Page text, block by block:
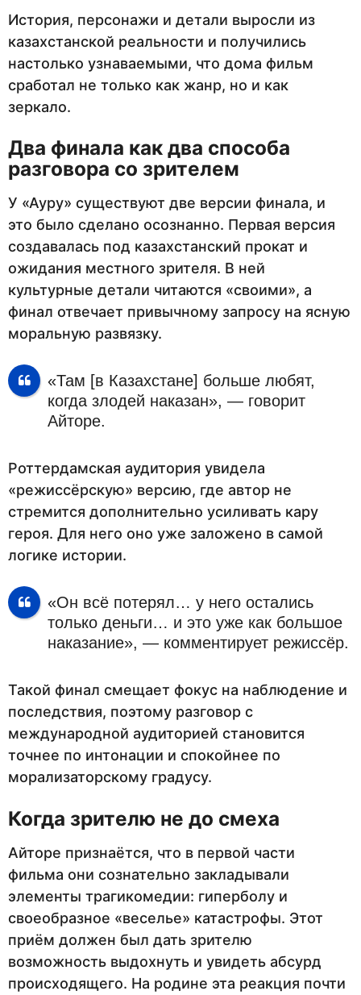
История, персонажи и детали выросли из
казахстанской реальности и получились
настолько узнаваемыми, что дома фильм
сработал не только как жанр, но и как
зеркало.
Два финала как два способа
разговора со зрителем
У «Ауру» существуют две версии финала, и
это было сделано осознанно. Первая версия
создавалась под казахстанский прокат и
ожидания местного зрителя. В ней
культурные детали читаются «своими», а
финал отвечает привычному запросу на ясную
моральную развязку.
«Там [в Казахстане] больше любят,
когда злодей наказан», — говорит
Айторе.
Роттердамская аудитория увидела
«режиссёрскую» версию, где автор не
стремится дополнительно усиливать кару
героя. Для него оно уже заложено в самой
логике истории.
«Он всё потерял… у него остались
только деньги… и это уже как большое
наказание», — комментирует режиссёр.
Такой финал смещает фокус на наблюдение и
последствия, поэтому разговор с
международной аудиторией становится
точнее по интонации и спокойнее по
морализаторскому градусу.
Когда зрителю не до смеха
Айторе признаётся, что в первой части
фильма они сознательно закладывали
элементы трагикомедии: гиперболу и
своеобразное «веселье» катастрофы. Этот
приём должен был дать зрителю
возможность выдохнуть и увидеть абсурд
происходящего. На родине эта реакция почти